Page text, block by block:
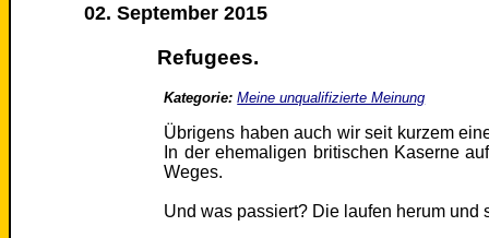
02. September 2015
Refugees.
Kategorie: Meine unqualifizierte Meinung
Übrigens haben auch wir seit kurzem
In der ehemaligen britischen Kaserne
Weges.
Und was passiert? Die laufen herum und